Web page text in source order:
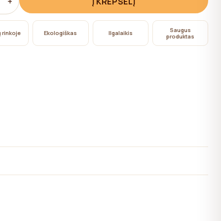
rinkoje Ekologiškas Ilgalaikis
Saugus
produktas